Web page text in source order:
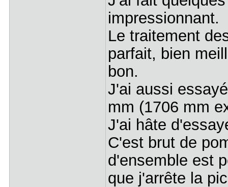
impressionnant.
Le traitement
parfait, bien
bon.
J'ai aussi
mm (1706 mm
J'ai hâte
C'est brut de
d'ensemble est
que j'arrête la